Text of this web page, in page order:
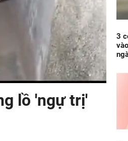
lồ 'ngự trị'
3